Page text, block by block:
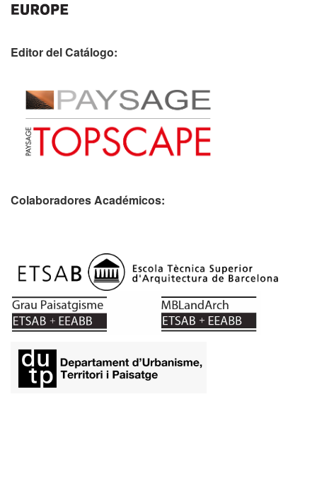
Editor del Catálogo:
Colaboradores Académicos: